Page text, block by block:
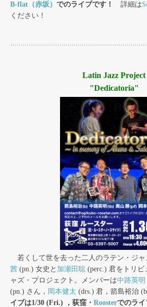
B-flat（赤坂） でのライブです！ 詳細は
ください！
Latin Jazz Project
"Dedicatoria"
若くして世を去った二人のラテン・ジャ
茜 (pn.) 女史と 加瀬田聡 (perc.) 君をトリ
ャズ・プロジェクト。メンバーは中路英明
(pn.) さん， 岡本健太 (drs.) 君，箭島裕治
イブは1/30 (Fri.) ，荻窪・ Roosterでのライ